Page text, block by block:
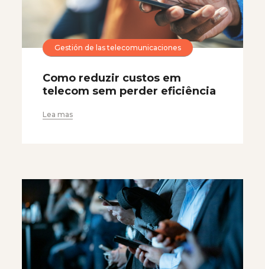
Gestión de las telecomunicaciones
Como reduzir custos em
telecom sem perder eficiência
Lea mas